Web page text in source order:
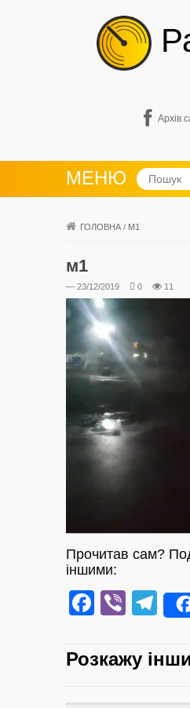
Архів
МЕНЮ
ГОЛОВНА / М1
м1
— 23/12/2019 0 11
Прочитав сам?
іншими:
Viber
Розкажу